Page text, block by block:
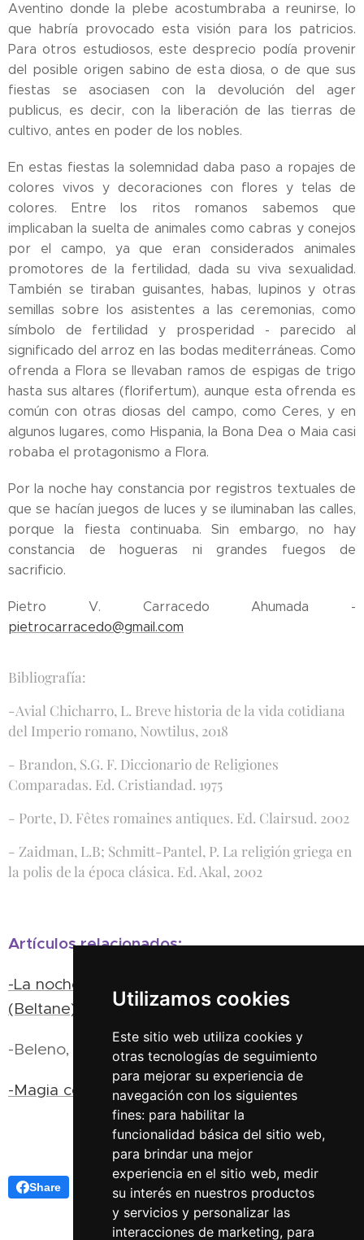
Utilizamos cookies
Este sitio web utiliza cookies y
otras tecnologías de seguimiento
para mejorar su experiencia de
navegación con los siguientes
fines: para habilitar la
funcionalidad básica del sitio web,
para brindar una mejor
experiencia en el sitio web, medir
su interés en nuestros productos
y servicios y personalizar las
interacciones de marketing, para
Aventino donde la plebe acostumbraba a reunirse, lo
que habría provocado esta visión para los patricios.
Para otros estudiosos, este desprecio podía provenir
del posible origen sabino de esta diosa, o de que sus
fiestas se asociasen con la devolución del ager
publicus, es decir, con la liberación de las tierras de
cultivo, antes en poder de los nobles.
En estas fiestas la solemnidad daba paso a ropajes de
colores vivos y decoraciones con flores y telas de
colores. Entre los ritos romanos sabemos que
implicaban la suelta de animales como cabras y conejos
por el campo, ya que eran considerados animales
promotores de la fertilidad, dada su viva sexualidad.
También se tiraban guisantes, habas, lupinos y otras
semillas sobre los asistentes a las ceremonias, como
símbolo de fertilidad y prosperidad - parecido al
significado del arroz en las bodas mediterráneas. Como
ofrenda a Flora se llevaban ramos de espigas de trigo
hasta sus altares (florifertum), aunque esta ofrenda es
común con otras diosas del campo, como Ceres, y en
algunos lugares, como Hispania, la Bona Dea o Maia casi
robaba el protagonismo a Flora.
Por la noche hay constancia por registros textuales de
que se hacían juegos de luces y se iluminaban las calles,
porque la fiesta continuaba. Sin embargo, no hay
constancia de hogueras ni grandes fuegos de
sacrificio.
Pietro V. Carracedo Ahumada -
pietrocarracedo@gmail.com
Bibliografía:
-Avial Chicharro, L. Breve historia de la vida cotidiana
del Imperio romano, Nowtilus, 2018
- Brandon, S.G. F. Diccionario de Religiones
Comparadas. Ed. Cristiandad. 1975
- Porte, D. Fêtes romaines antiques. Ed. Clairsud. 2002
- Zaidman, L.B; Schmitt-Pantel, P. La religión griega en
la polis de la época clásica. Ed. Akal, 2002
Artículos relacionados:
-La noche de Walpurgis y los rituales de Mayo
(Beltane)
-Beleno, el dios celta de Beltane
-Magia celta (II)
Share